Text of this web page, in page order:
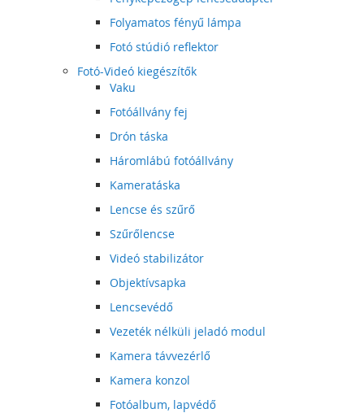
Folyamatos fényű lámpa
Fotó stúdió reflektor
Fotó-Videó kiegészítők
Vaku
Fotóállvány fej
Drón táska
Háromlábú fotóállvány
Kameratáska
Lencse és szűrő
Szűrőlencse
Videó stabilizátor
Objektívsapka
Lencsevédő
Vezeték nélküli jeladó modul
Kamera távvezérlő
Kamera konzol
Fotóalbum, lapvédő